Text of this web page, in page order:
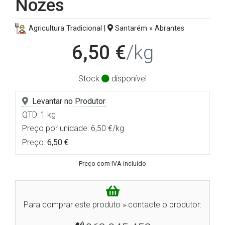
Nozes
Agricultura Tradicional | Santarém » Abrantes
6,50 €/kg
Stock disponível
Levantar no Produtor
QTD: 1 kg
Preço por unidade: 6,50 €/kg
Preço: 6,50 €
Preço com IVA incluído
Para comprar este produto » contacte o produtor: